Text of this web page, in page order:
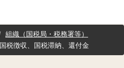
組織（国税局・税務署等）
税徴収、国税滞納、還付金